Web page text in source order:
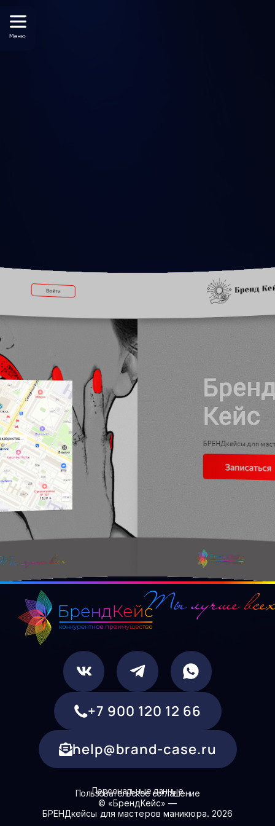
+7 900 120 12 66
help@brand-case.ru
Персональные данные
Пользовательское соглашение
© «БрендКейс» —
БРЕНДкейсы для мастеров маникюра. 2026